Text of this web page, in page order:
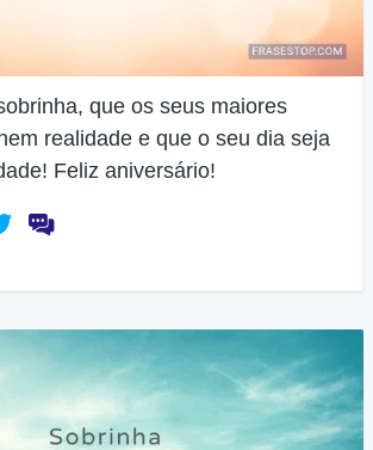
que os seus maiores
realidade e que o seu dia seja
Feliz aniversário!